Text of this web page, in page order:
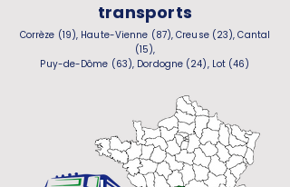
transports
Corrèze (19), Haute-Vienne (87), Creuse (23), Cantal
(15),
Puy-de-Dôme (63), Dordogne (24), Lot (46)